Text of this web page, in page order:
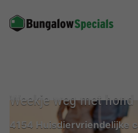
Weekje weg met hond
4154 Huisdiervriendelijke